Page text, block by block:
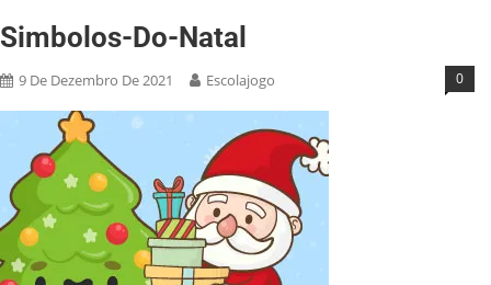
Simbolos-Do-Natal
9 De Dezembro De 2021 Escolajogo 0